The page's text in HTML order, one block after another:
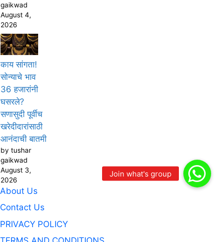
gaikwad
August 4,
2026
काय सांगता!
सोन्याचे भाव
36 हजारांनी
घसरले?
सणासुदी पूर्वीच
खरेदीदारांसाठी
आनंदाची बातमी
by tushar
gaikwad
August 3,
2026
About Us
Contact Us
PRIVACY POLICY